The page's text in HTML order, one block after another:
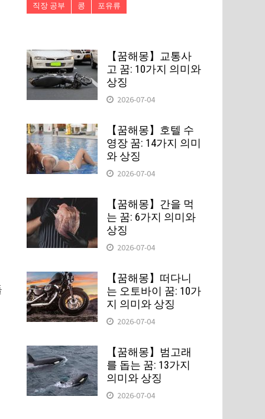
직장 공부
콩 포유류
【꿈해몽】교통사
고 꿈: 10가지 의미와
상징
2026-07-04
【꿈해몽】호텔 수
영장 꿈: 14가지 의미
와 상징
2026-07-04
【꿈해몽】간을 먹
는 꿈: 6가지 의미와
상징
2026-07-04
【꿈해몽】떠다니
는 오토바이 꿈: 10가
지 의미와 상징
2026-07-04
【꿈해몽】범고래
를 돕는 꿈: 13가지
의미와 상징
2026-07-04